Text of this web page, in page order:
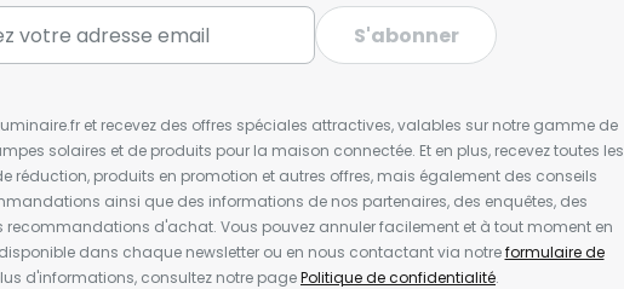
S'abonner
et recevez des offres spéciales attractives, valables sur notre gamme de
solaires et de produits pour la maison connectée. Et en plus, recevez toutes les
réduction, produits en promotion et autres offres, mais également des conseils
ainsi que des informations de nos partenaires, des enquêtes, des
d'achat. Vous pouvez annuler facilement et à tout moment en
dans chaque newsletter ou en nous contactant via notreformulaire de
d'informations, consultez notre pagePolitique de confidentialité.